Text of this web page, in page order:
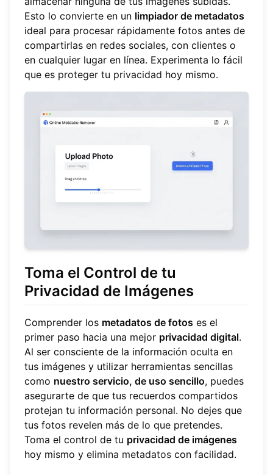
Esto lo convierte en un limpiador de metadatos
ideal para procesar rápidamente fotos antes de
compartirlas en redes sociales, con clientes o
en cualquier lugar en línea. Experimenta lo fácil
que es proteger tu privacidad hoy mismo.
Toma el Control de tu
Privacidad de Imágenes
Comprender los metadatos de fotos es el
primer paso hacia una mejor privacidad digital.
Al ser consciente de la información oculta en
tus imágenes y utilizar herramientas sencillas
como nuestro servicio, de uso sencillo, puedes
asegurarte de que tus recuerdos compartidos
protejan tu información personal. No dejes que
tus fotos revelen más de lo que pretendes.
Toma el control de tu privacidad de imágenes
hoy mismo y elimina metadatos con facilidad.